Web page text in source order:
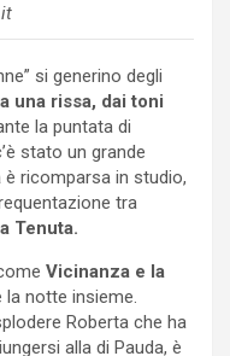
si generino degli
una rissa, dai toni
la puntata di
stato un grande
è ricomparsa in studio,
tra
Tenuta.
Vicinanza e la
la notte insieme.
Roberta che ha
alla di Pauda, è